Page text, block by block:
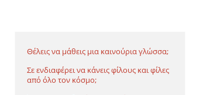
Θέλεις να μάθεις μια καινούρια γλώσσα;
Σε ενδιαφέρει να κάνεις φίλους και φίλες
από όλο τον κόσμο;